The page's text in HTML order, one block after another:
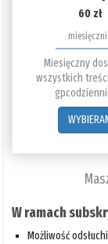
60 zł
Miesięczny
wszystkich
W ramach
Możliwość